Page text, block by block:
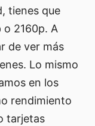
tienes que
o 2160p. A
de ver más
Lo mismo
en los
rendimiento
tarjetas